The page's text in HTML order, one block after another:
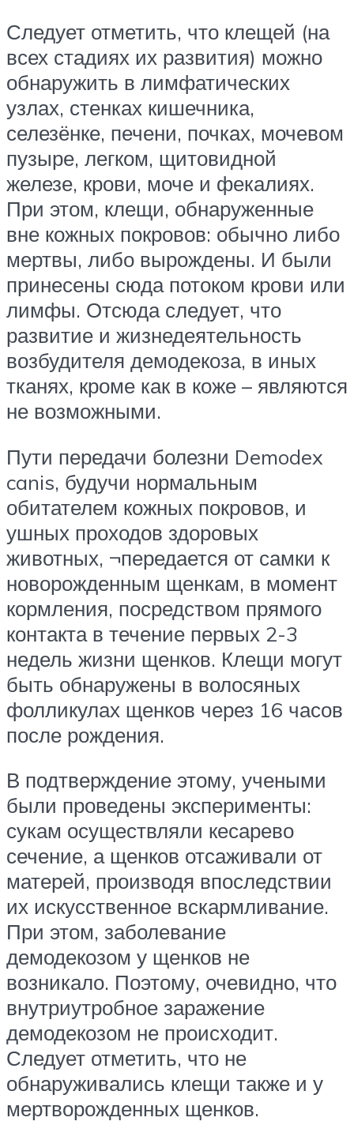
Следует отметить, что клещей (на
всех стадиях их развития) можно
обнаружить в лимфатических
узлах, стенках кишечника,
селезёнке, печени, почках, мочевом
пузыре, легком, щитовидной
железе, крови, моче и фекалиях.
При этом, клещи, обнаруженные
вне кожных покровов: обычно либо
мертвы, либо вырождены. И были
принесены сюда потоком крови или
лимфы. Отсюда следует, что
развитие и жизнедеятельность
возбудителя демодекоза, в иных
тканях, кроме как в коже – являются
не возможными.
Пути передачи болезни Demodex
canis, будучи нормальным
обитателем кожных покровов, и
ушных проходов здоровых
животных, ¬передается от самки к
новорожденным щенкам, в момент
кормления, посредством прямого
контакта в течение первых 2-3
недель жизни щенков. Клещи могут
быть обнаружены в волосяных
фолликулах щенков через 16 часов
после рождения.
В подтверждение этому, учеными
были проведены эксперименты:
сукам осуществляли кесарево
сечение, а щенков отсаживали от
матерей, производя впоследствии
их искусственное вскармливание.
При этом, заболевание
демодекозом у щенков не
возникало. Поэтому, очевидно, что
внутриутробное заражение
демодекозом не происходит.
Следует отметить, что не
обнаруживались клещи также и у
мертворожденных щенков.